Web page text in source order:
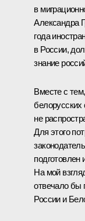
в
Александра
года
в России,
знание
Вместе с
не
Для этого
подготовлен
На мой
отвечало бы
России и